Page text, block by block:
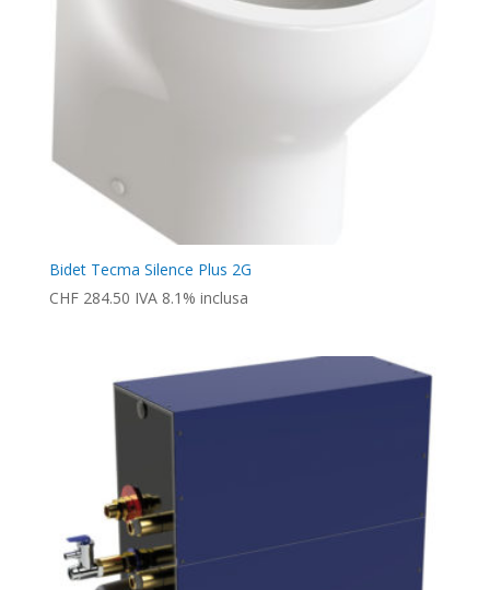
Bidet Tecma Silence Plus 2G
CHF284.50 IVA 8.1% inclusa